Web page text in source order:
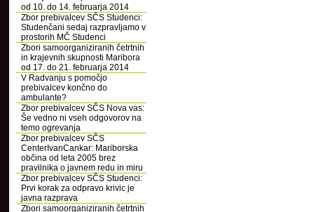
od 10. do 14. februarja 2014
Zbor prebivalcev SČS Studenci:
Studenčani sedaj razpravljamo v
prostorih MČ Studenci
Zbori samoorganiziranih četrtnih
in krajevnih skupnosti Maribora
od 17. do 21. februarja 2014
V Radvanju s pomočjo
prebivalcev končno do
ambulante?
Zbor prebivalcev SČS Nova vas:
Še vedno ni vseh odgovorov na
temo ogrevanja
Zbor prebivalcev SČS
CenterIvanCankar: Mariborska
občina od leta 2005 brez
pravilnika o javnem redu in miru
Zbor prebivalcev SČS Studenci:
Prvi korak za odpravo krivic je
javna razprava
Zbori samoorganiziranih četrtnih